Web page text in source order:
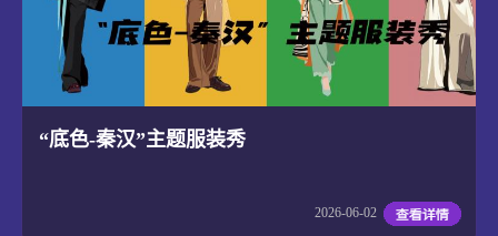
“底色-秦汉”主题服装秀
2026-06-02